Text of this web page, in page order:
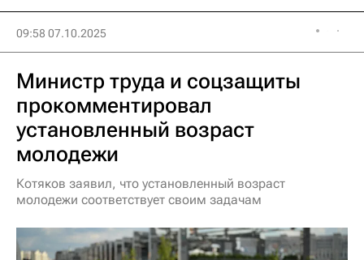
09:58 07.10.2025
Министр труда и соцзащиты
прокомментировал
установленный возраст
молодежи
Котяков заявил, что установленный возраст
молодежи соответствует своим задачам